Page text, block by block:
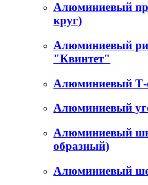
Алюминиевый
круг)
Алюминиевый
"Квинтет"
Алюминиевый Т-
Алюминиевый
Алюминиевый
образный)
Алюминиевый